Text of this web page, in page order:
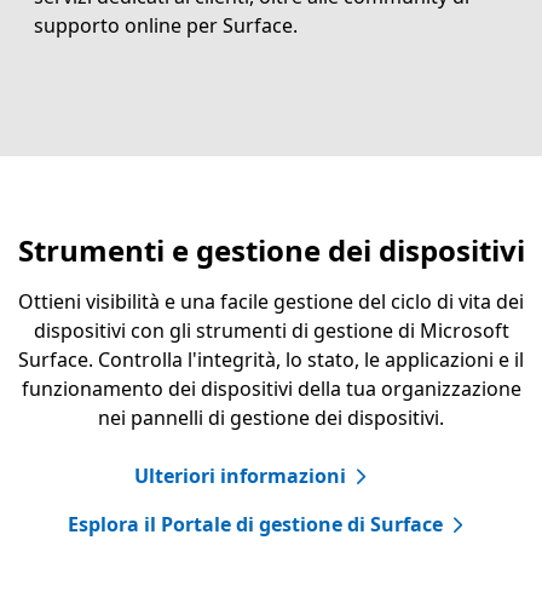
supporto online per Surface.
Strumenti e gestione dei dispositivi
Ottieni visibilità e una facile gestione del ciclo di vita dei
dispositivi con gli strumenti di gestione di Microsoft
Surface. Controlla l'integrità, lo stato, le applicazioni e il
funzionamento dei dispositivi della tua organizzazione
nei pannelli di gestione dei dispositivi.
Ulteriori informazioni
Esplora il Portale di gestione di Surface